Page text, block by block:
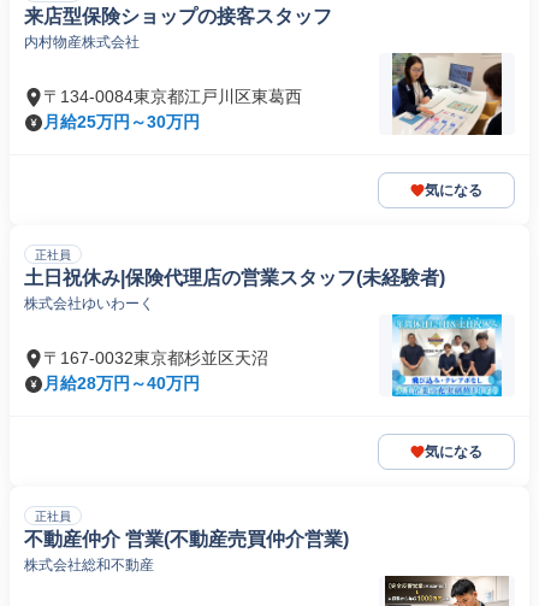
来店型保険ショップの接客スタッフ
内村物産株式会社
〒134-0084東京都江戸川区東葛西
月給25万円～30万円
気になる
正社員
土日祝休み|保険代理店の営業スタッフ(未経験者)
株式会社ゆいわーく
〒167-0032東京都杉並区天沼
月給28万円～40万円
気になる
正社員
不動産仲介 営業(不動産売買仲介営業)
株式会社総和不動産